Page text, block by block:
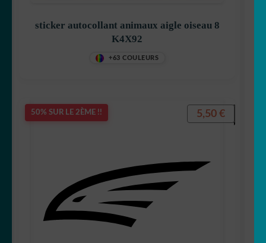
sticker autocollant animaux aigle oiseau 8
K4X92
+63 COULEURS
50% SUR LE 2ÈME !! 5,50 €